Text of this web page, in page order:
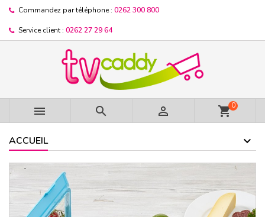
Commandez par téléphone : 0262 300 800
Service client : 0262 27 29 64
   shopping_cart0
ACCUEIL